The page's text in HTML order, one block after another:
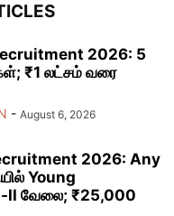
2026: 5
₹1 லட்சம் வரை
- August 6, 2026
2026: Any
Young
II வேலை; ₹25,000